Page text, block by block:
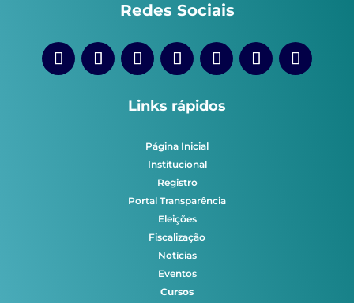
Redes Sociais
Links rápidos
Página Inicial
Institucional
Registro
Portal Transparência
Eleições
Fiscalização
Notícias
Eventos
Cursos